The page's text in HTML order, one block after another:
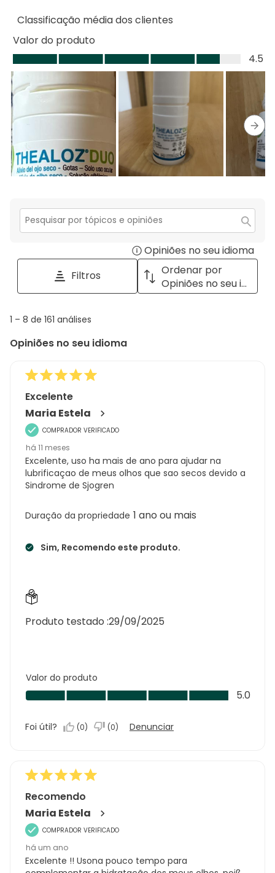
estrelas.
3
com
análise
1
estrela.
Classificação média dos clientes
Valor do produto
Valor
do
produto,
4.5
em
5
4.5
Secção
Opiniões no seu idioma
a
with
Filtros
Ordenar por
Opiniões no seu idioma
1
8
análises
1 – 8 de 161 análises
Opiniões no seu idioma
Excelente
Maria Estela
COMPRADOR VERIFICADO
há 11 meses
Excelente, uso ha mais de ano para ajudar na
lubrificaçao de meus olhos que sao secos devido a
Sindrome de Sjogren
Duração da propriedade 1 ano ou mais
Sim, Recomendo este produto.
Produto testado :29/09/2025
Valor do produto
Valor
do
5.0
5.0
Foi útil? (0) (0) Denunciar
Recomendo
Maria Estela
COMPRADOR VERIFICADO
há um ano
Excelente !! Usona pouco tempo para